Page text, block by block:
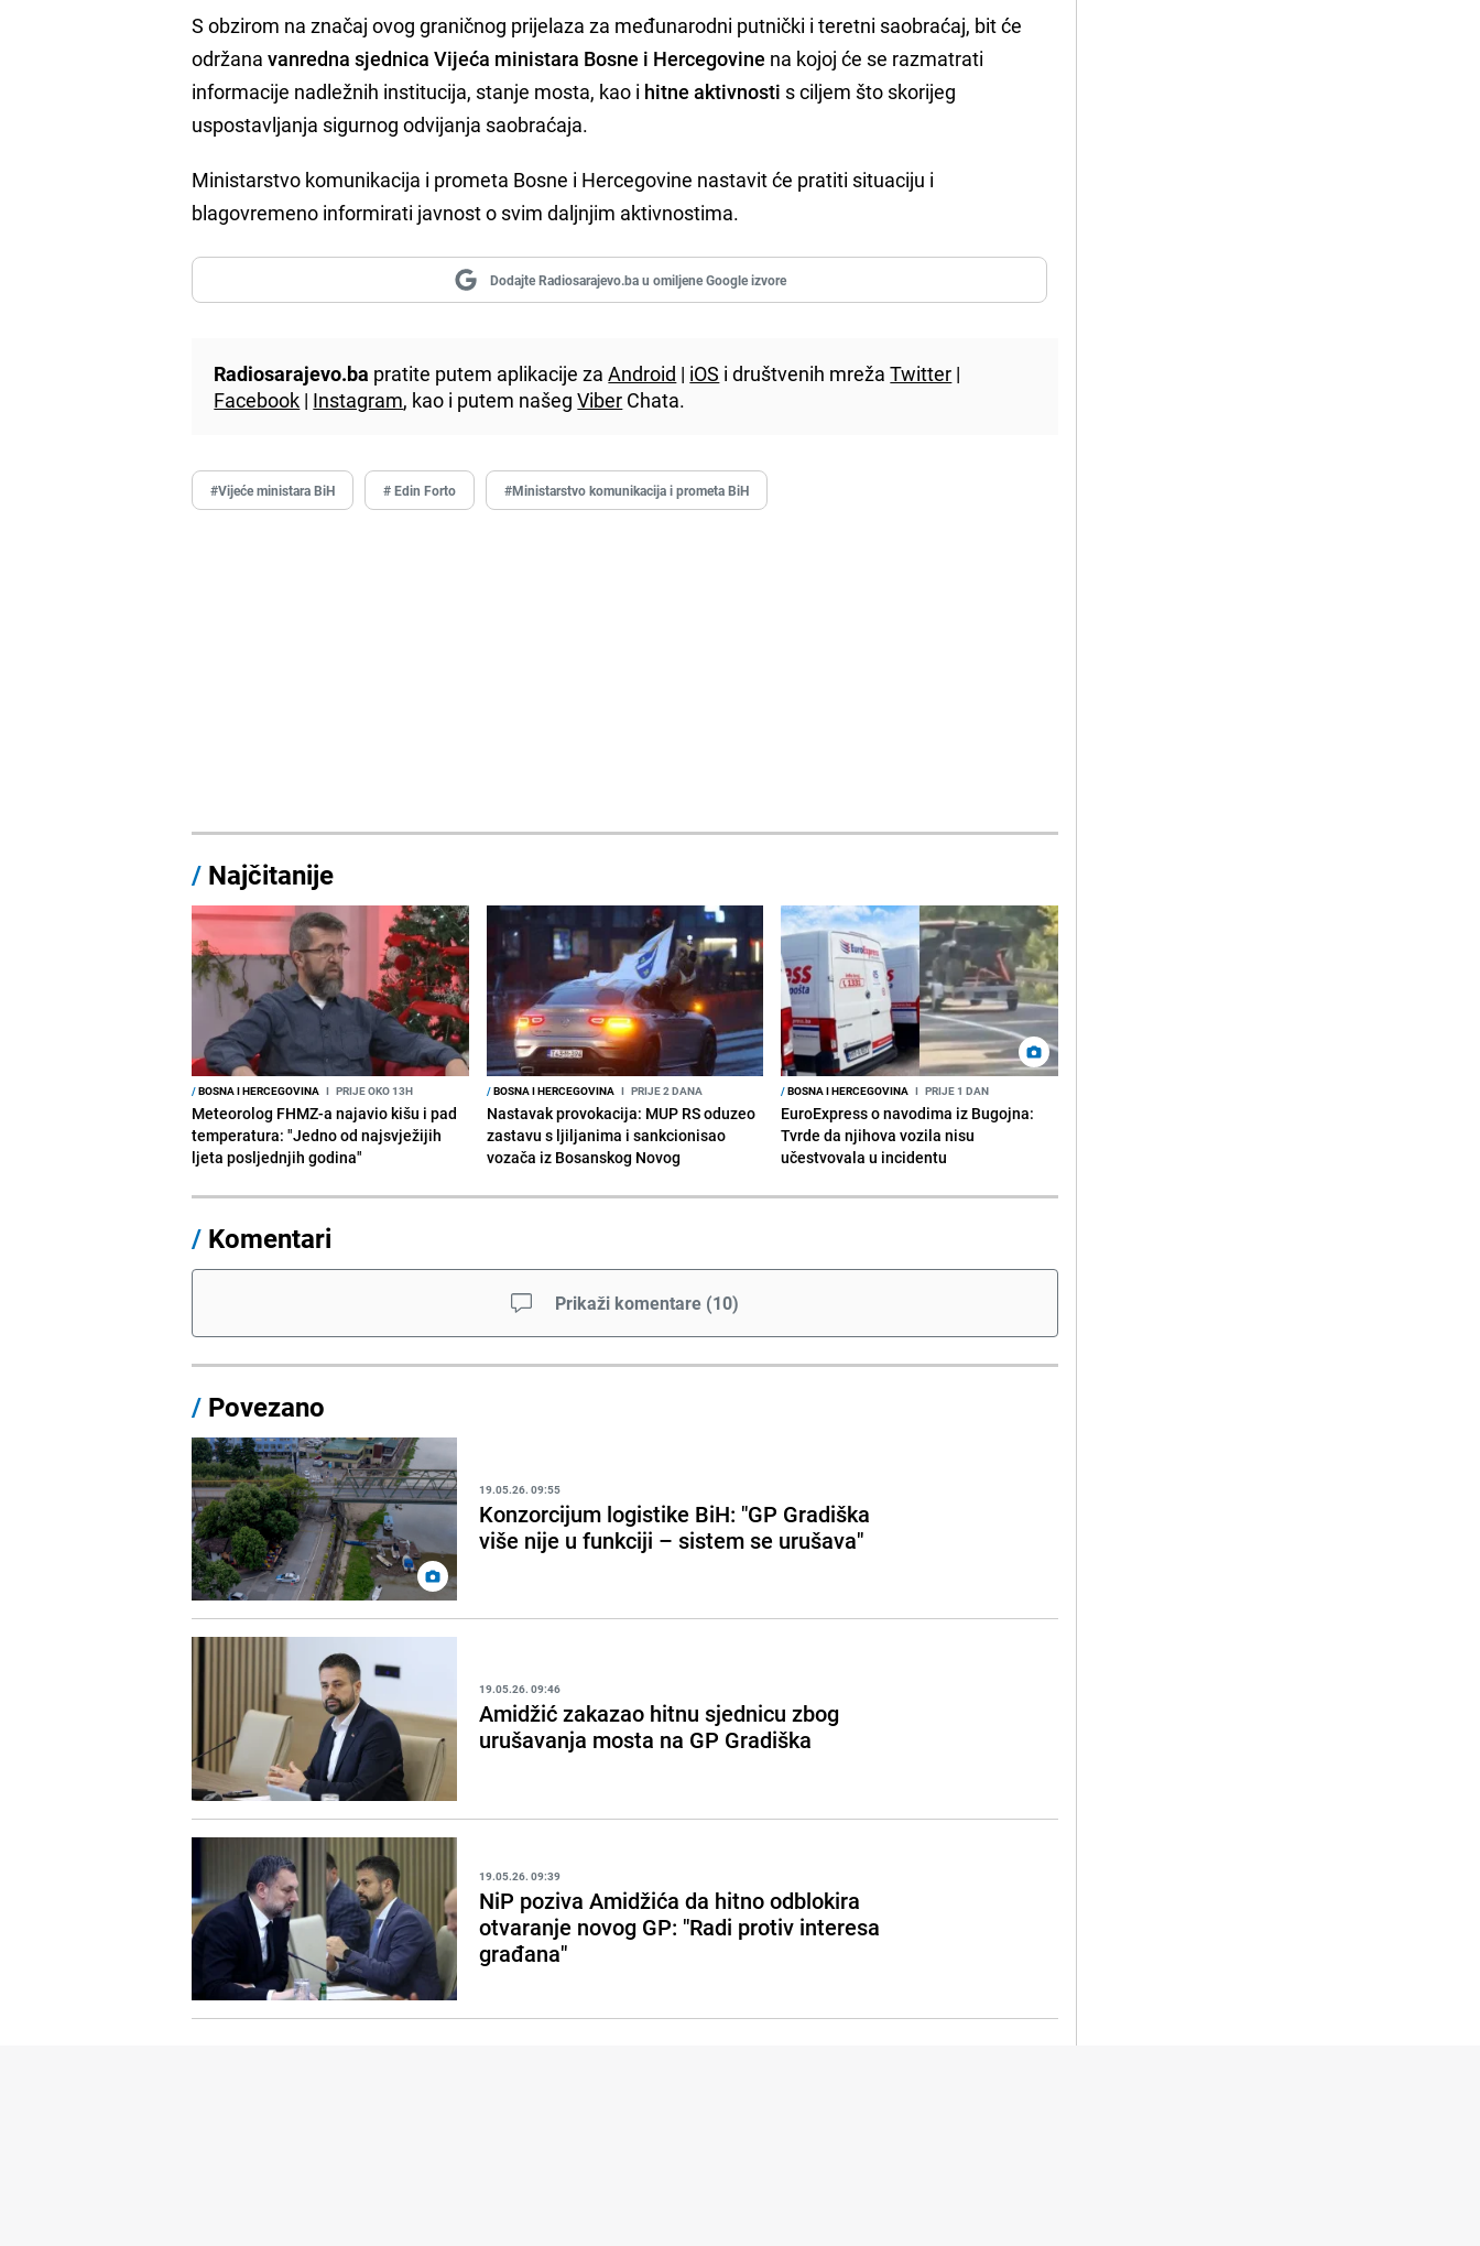
S obzirom na značaj ovog graničnog prijelaza za međunarodni putnički i teretni saobraćaj, bit će
održanavanredna sjednica Vijeća ministara Bosne i Hercegovine na kojoj će se razmatrati
informacije nadležnih institucija, stanje mosta, kao i hitne aktivnosti s ciljem što skorijeg
uspostavljanja sigurnog odvijanja saobraćaja.
Ministarstvo komunikacija i prometa Bosne i Hercegovine nastavit će pratiti situaciju i
blagovremeno informirati javnost o svim daljnjim aktivnostima.
Dodajte Radiosarajevo.ba u omiljene Google izvore
Radiosarajevo.ba pratite putem aplikacije zaAndroid | iOS i društvenih mrežaTwitter |
Facebook | Instagram, kao i putem našegViber Chata.
#Vijeće ministara BiH # Edin Forto #Ministarstvo komunikacija i prometa BiH
/ Najčitanije
/BOSNA I HERCEGOVINA I PRIJE OKO 13H
Meteorolog FHMZ-a najavio kišu i pad
temperatura: "Jedno od najsvježijih
ljeta posljednjih godina"
/BOSNA I HERCEGOVINA I PRIJE 2 DANA
Nastavak provokacija: MUP RS oduzeo
zastavu s ljiljanima i sankcionisao
vozača iz Bosanskog Novog
/BOSNA I HERCEGOVINA I PRIJE 1 DAN
EuroExpress o navodima iz Bugojna:
Tvrde da njihova vozila nisu
učestvovala u incidentu
/ Komentari
Prikaži komentare (10)
/ Povezano
19.05.26. 09:55
Konzorcijum logistike BiH: "GP Gradiška
više nije u funkciji – sistem se urušava"
19.05.26. 09:46
Amidžić zakazao hitnu sjednicu zbog
urušavanja mosta na GP Gradiška
19.05.26. 09:39
NiP poziva Amidžića da hitno odblokira
otvaranje novog GP: "Radi protiv interesa
građana"